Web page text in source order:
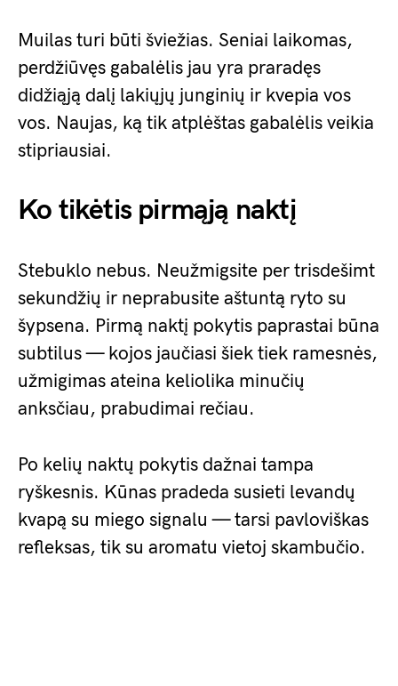
Muilas turi būti šviežias. Seniai laikomas,
perdžiūvęs gabalėlis jau yra praradęs
didžiąją dalį lakiųjų junginių ir kvepia vos
vos. Naujas, ką tik atplėštas gabalėlis veikia
stipriausiai.
Ko tikėtis pirmąją naktį
Stebuklo nebus. Neužmigsite per trisdešimt
sekundžių ir neprabusite aštuntą ryto su
šypsena. Pirmą naktį pokytis paprastai būna
subtilus — kojos jaučiasi šiek tiek ramesnės,
užmigimas ateina keliolika minučių
anksčiau, prabudimai rečiau.
Po kelių naktų pokytis dažnai tampa
ryškesnis. Kūnas pradeda susieti levandų
kvapą su miego signalu — tarsi pavloviškas
refleksas, tik su aromatu vietoj skambučio.